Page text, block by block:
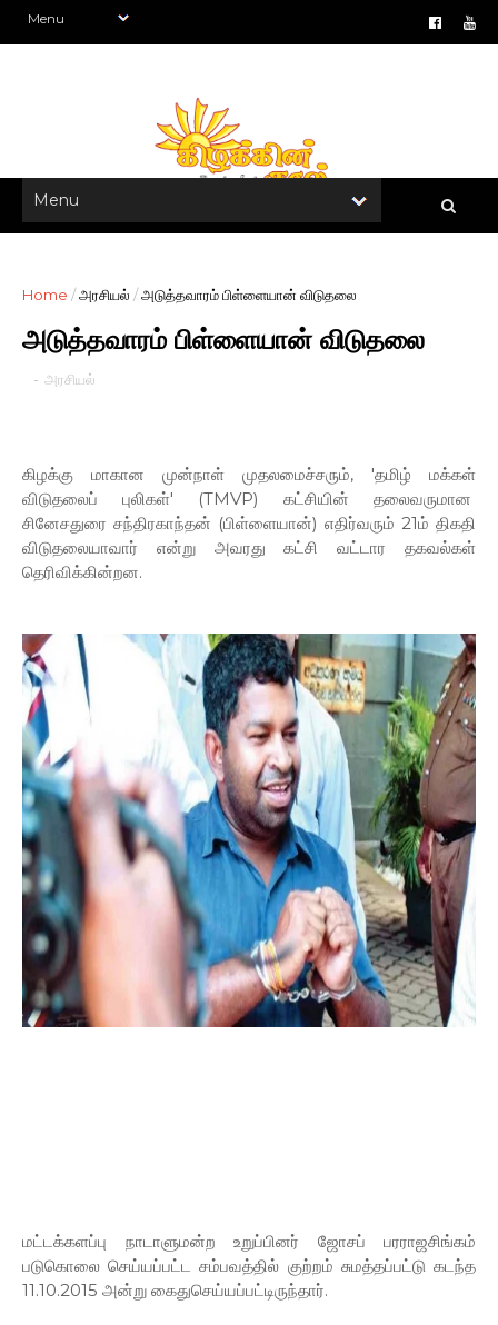
Home /அரசியல் /அடுத்தவாரம் பிள்ளையான் விடுதலை
அடுத்தவாரம் பிள்ளையான் விடுதலை
- அரசியல்
கிழக்கு மாகான முன்நாள் முதலமைச்சரும், 'தமிழ் மக்கள்
விடுதலைப் புலிகள்' (TMVP) கட்சியின் தலைவருமான
சினேசதுரை சந்திரகாந்தன் (பிள்ளையான்) எதிர்வரும் 21ம் திகதி
விடுதலையாவார் என்று அவரது கட்சி வட்டார தகவல்கள்
தெரிவிக்கின்றன.
மட்டக்களப்பு நாடாளுமன்ற உறுப்பினர் ஜோசப் பரராஜசிங்கம்
படுகொலை செய்யப்பட்ட சம்பவத்தில் குற்றம் சுமத்தப்பட்டு கடந்த
11.10.2015 அன்று கைதுசெய்யப்பட்டிருந்தார்.